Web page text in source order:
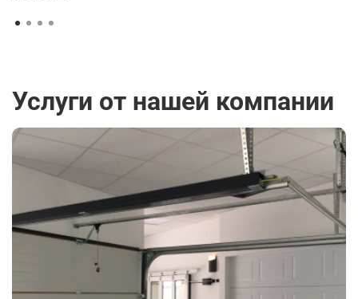
Услуги от нашей компании